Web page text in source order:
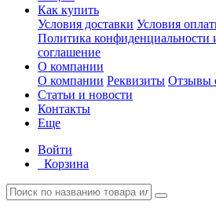
Как купить
Условия доставки Условия
Политика конфиденциальности
соглашение
О компании
О компании Реквизиты Отзывы
Статьи и новости
Контакты
Еще
Войти
Корзина